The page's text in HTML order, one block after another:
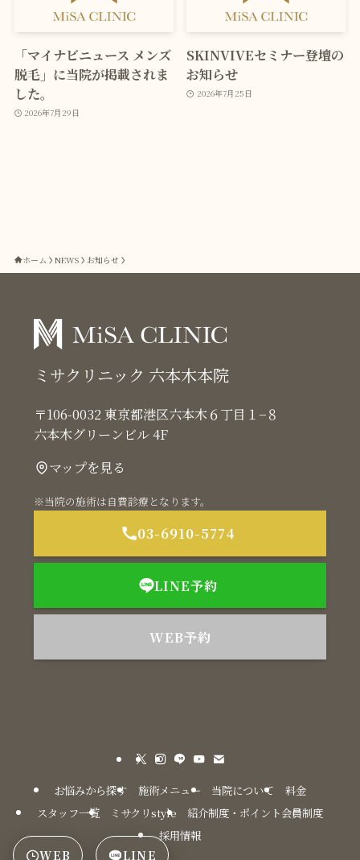
「マイナビニュース メンズ
脱毛」に当院が掲載されま
した。
2026年7月29日
SKINVIVEセミナー登壇の
お知らせ
2026年7月25日
WEB LINE
ホーム NEWS お知らせ
ミサクリニック 六本木本院
〒106-0032 東京都港区六本木６丁目１−８
六本木グリーンビル 4F
マップを見る
※当院の施術は自費診療となります。
03-6910-5774
LINE予約
WEB予約
お悩みから探す 施術メニュー 当院について
料金
スタッフ一覧
ミサクリstyle
紹介制度・ポイント会員制度
採用情報